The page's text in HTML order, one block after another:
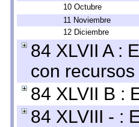
10 Octubre
11 Noviembre
12 Diciembre
84 XLVII A :
con
84 XLVII B :
84 XLVIII - :